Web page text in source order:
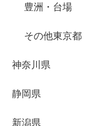
豊洲・台場
その他東京都
神奈川県
静岡県
新潟県